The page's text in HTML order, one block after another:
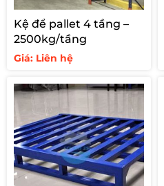
Kệ để pallet 4 tầng –
2500kg/tầng
Giá: Liên hệ